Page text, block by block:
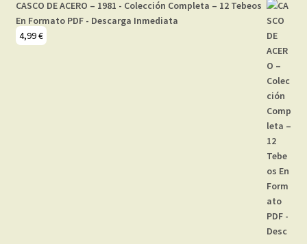
CASCO DE ACERO – 1981 - Colección Completa – 12 Tebeos
En Formato PDF - Descarga Inmediata
4,99€